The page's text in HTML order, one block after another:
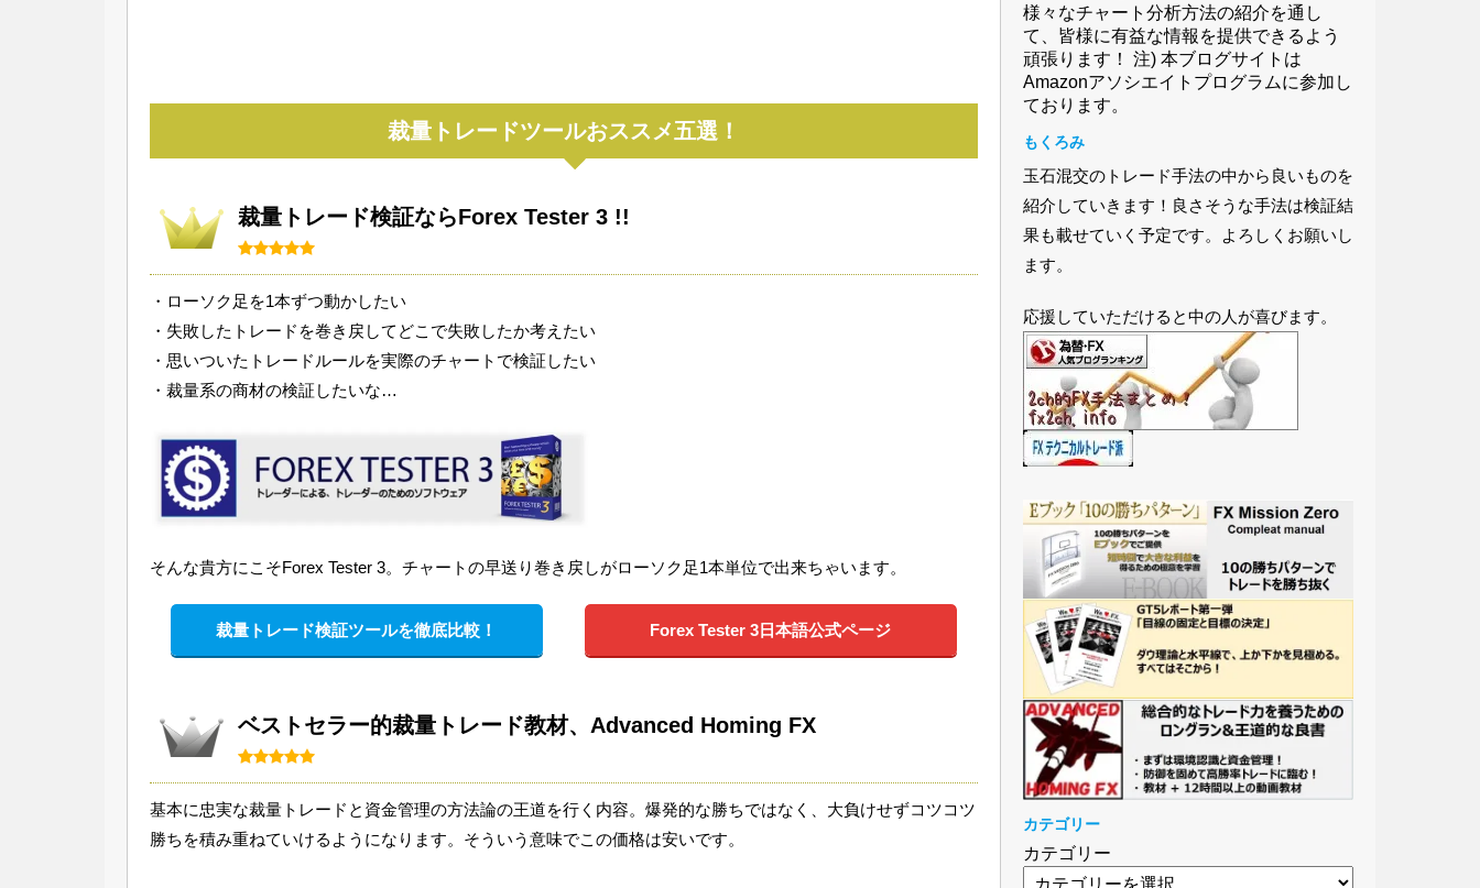
裁量トレードツールおススメ五選！
裁量トレード検証ならForex Tester 3 !!
・ローソク足を1本ずつ動かしたい
・失敗したトレードを巻き戻してどこで失敗したか考えたい
・思いついたトレードルールを実際のチャートで検証したい
・裁量系の商材の検証したいな…
そんな貴方にこそForex Tester 3。チャートの早送り巻き戻しがローソク足1本単位で出来ちゃいます。
裁量トレード検証ツールを徹底比較！ Forex Tester 3日本語公式ページ
ベストセラー的裁量トレード教材、Advanced Homing FX
基本に忠実な裁量トレードと資金管理の方法論の王道を行く内容。爆発的な勝ちではなく、大負けせずコツコツ
勝ちを積み重ねていけるようになります。そういう意味でこの価格は安いです。
様々なチャート分析方法の紹介を通し
て、皆様に有益な情報を提供できるよう
頑張ります！ 注) 本ブログサイトは
Amazonアソシエイトプログラムに参加し
ております。
もくろみ
玉石混交のトレード手法の中から良いものを
紹介していきます！良さそうな手法は検証結
果も載せていく予定です。よろしくお願いし
ます。
応援していただけると中の人が喜びます。
カテゴリー
カテゴリー